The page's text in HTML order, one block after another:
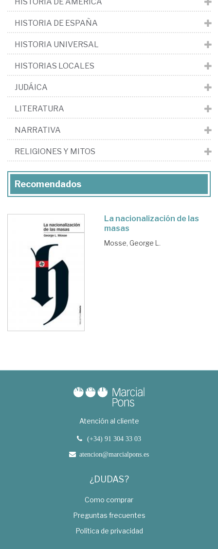
HISTORIA DE ESPAÑA
HISTORIA UNIVERSAL
HISTORIAS LOCALES
JUDÁICA
LITERATURA
NARRATIVA
RELIGIONES Y MITOS
Recomendados
La nacionalización de las
masas
Mosse, George L.
Atención al cliente
(+34) 91 304 33 03
atencion@marcialpons.es
¿DUDAS?
Como comprar
Preguntas frecuentes
Política de privacidad